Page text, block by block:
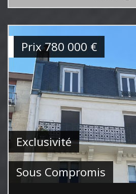
Sous Compromis
Exclusivité
Prix780 000 €